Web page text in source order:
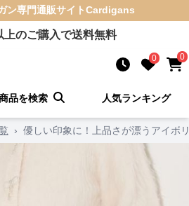
ン専門通販サイトCardigans
上のご購入で送料無料
0 0
品を検索 人気ランキング
› 優しい印象に！上品さが漂うアイボ